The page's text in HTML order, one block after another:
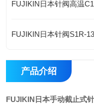
FUJIKIN日本针阀高温
FUJIKIN日本针阀S1R-
产品介绍
FUJIKIN日本手动截止式